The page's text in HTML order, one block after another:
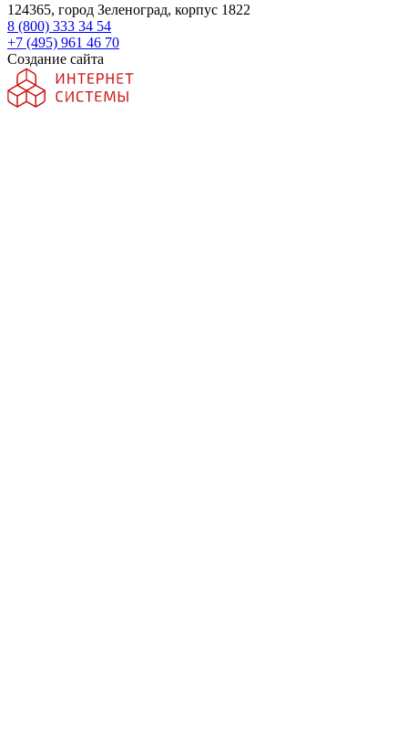
124365, город Зеленоград, корпус 1822
8 (800) 333 34 54
+7 (495) 961 46 70
Создание сайта